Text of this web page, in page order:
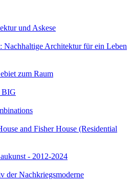
und Askese
Architektur für ein Leben
zum Raum
BIG
and Fisher House (Residential
- 2012-2024
der Nachkriegsmoderne